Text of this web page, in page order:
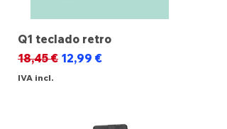
Q1 teclado retro
Preço normal
18,45 € Preço promocional
12,99 €
IVA incl.